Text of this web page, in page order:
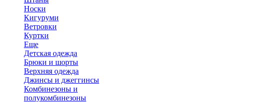
Носки
Кигуруми
Ветровки
Куртки
Еще
Детская одежда
Брюки и шорты
Верхняя одежда
Джинсы и джеггинсы
Комбинезоны и
полукомбинезоны